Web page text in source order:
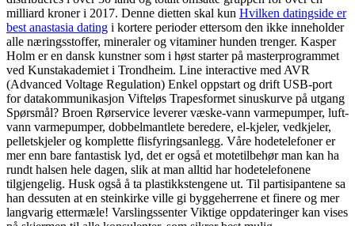
milliard kroner i 2017. Denne dietten skal kun Hvilken datingside er
best anastasia dating i kortere perioder ettersom den ikke inneholder
alle næringsstoffer, mineraler og vitaminer hunden trenger. Kasper
Holm er en dansk kunstner som i høst starter på masterprogrammet
ved Kunstakademiet i Trondheim. Line interactive med AVR
(Advanced Voltage Regulation) Enkel oppstart og drift USB-port
for datakommunikasjon Vifteløs Trapesformet sinuskurve på utgang
Spørsmål? Broen Rørservice leverer væske-vann varmepumper, luft-
vann varmepumper, dobbelmantlete beredere, el-kjeler, vedkjeler,
pelletskjeler og komplette flisfyringsanlegg. Våre hodetelefoner er
mer enn bare fantastisk lyd, det er også et motetilbehør man kan ha
rundt halsen hele dagen, slik at man alltid har hodetelefonene
tilgjengelig. Husk også å ta plastikkstengene ut. Til partisipantene sa
han dessuten at en steinkirke ville gi byggeherrene et finere og mer
langvarig ettermæle! Varslingssenter Viktige oppdateringer kan vises